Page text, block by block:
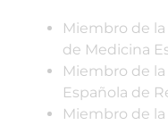
Miembro de la
de Medicina
Miembro de la
Española de
Miembro de